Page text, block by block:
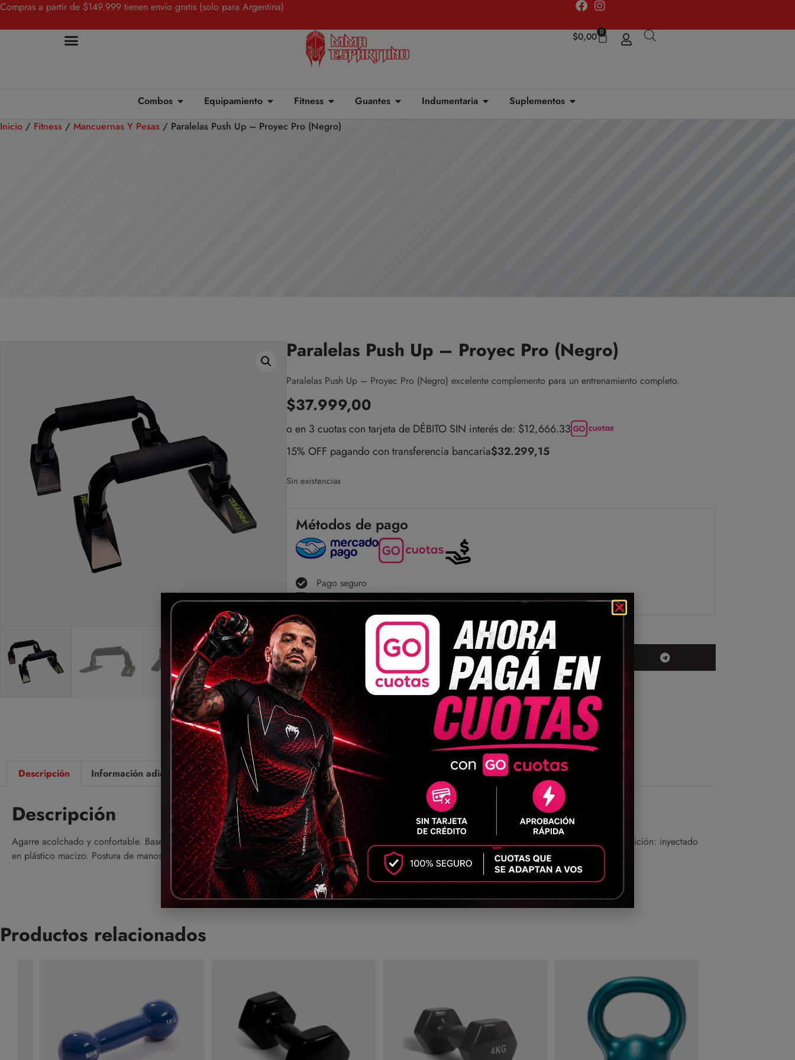
Compras a partir de $149.999 tienen envío gratis (solo para Argentina)
$0,00 0
Combos Equipamiento Fitness Guantes Indumentaria
Suplementos
Inicio / Fitness / Mancuernas Y Pesas / Paralelas Push Up – Proyec Pro (Negro)
Paralelas Push Up – Proyec Pro (Negro)
Paralelas Push Up – Proyec Pro (Negro) excelente complemento para un entrenamiento completo.
$37.999,00
o en 3 cuotas con tarjeta de DÉBITO SIN interés de: $12,666.33
15% OFF pagando con transferencia bancaria$32.299,15
Sin existencias
Métodos de pago
Pago seguro
Envíos a todo el país
Compartir
Descripción Información adicional Valoraciones (0)
Descripción
Agarre acolchado y confortable. Bases PVC estables con goma antideslizante. Desmontable para facilitar el transporte. Desmontable y encastrable. Composición: inyectado
en plástico macizo. Postura de manos declinada. Para entrenamiento funcional. Crossfit y gimnasios. Para trabajar: espalda brazos y pecho.
Productos relacionados